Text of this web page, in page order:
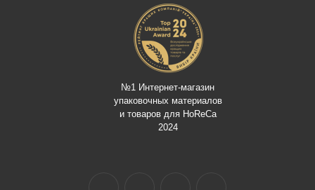
№1 Интернет-магазин
упаковочных материалов
и товаров для HoReCa
2024